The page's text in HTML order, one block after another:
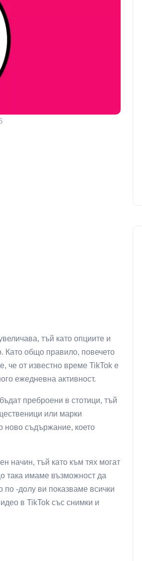
тъй като опциите и
Като общо правило, повечето
че от известно време TikTok е
ежедневна активност.
преброени в стотици, тъй
или марки
ново съдържание, което
начин, тъй като към тях могат
така имаме възможност да
-долу ви показваме всички
в TikTok със снимки и